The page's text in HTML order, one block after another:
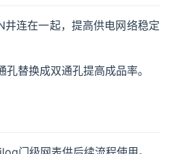
连在一起，提高供电网络稳定
替换成双通孔提高成品率。